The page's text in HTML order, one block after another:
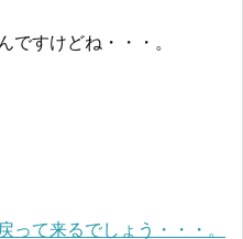
ですけどね・・・。
って来るでしょう・・・。